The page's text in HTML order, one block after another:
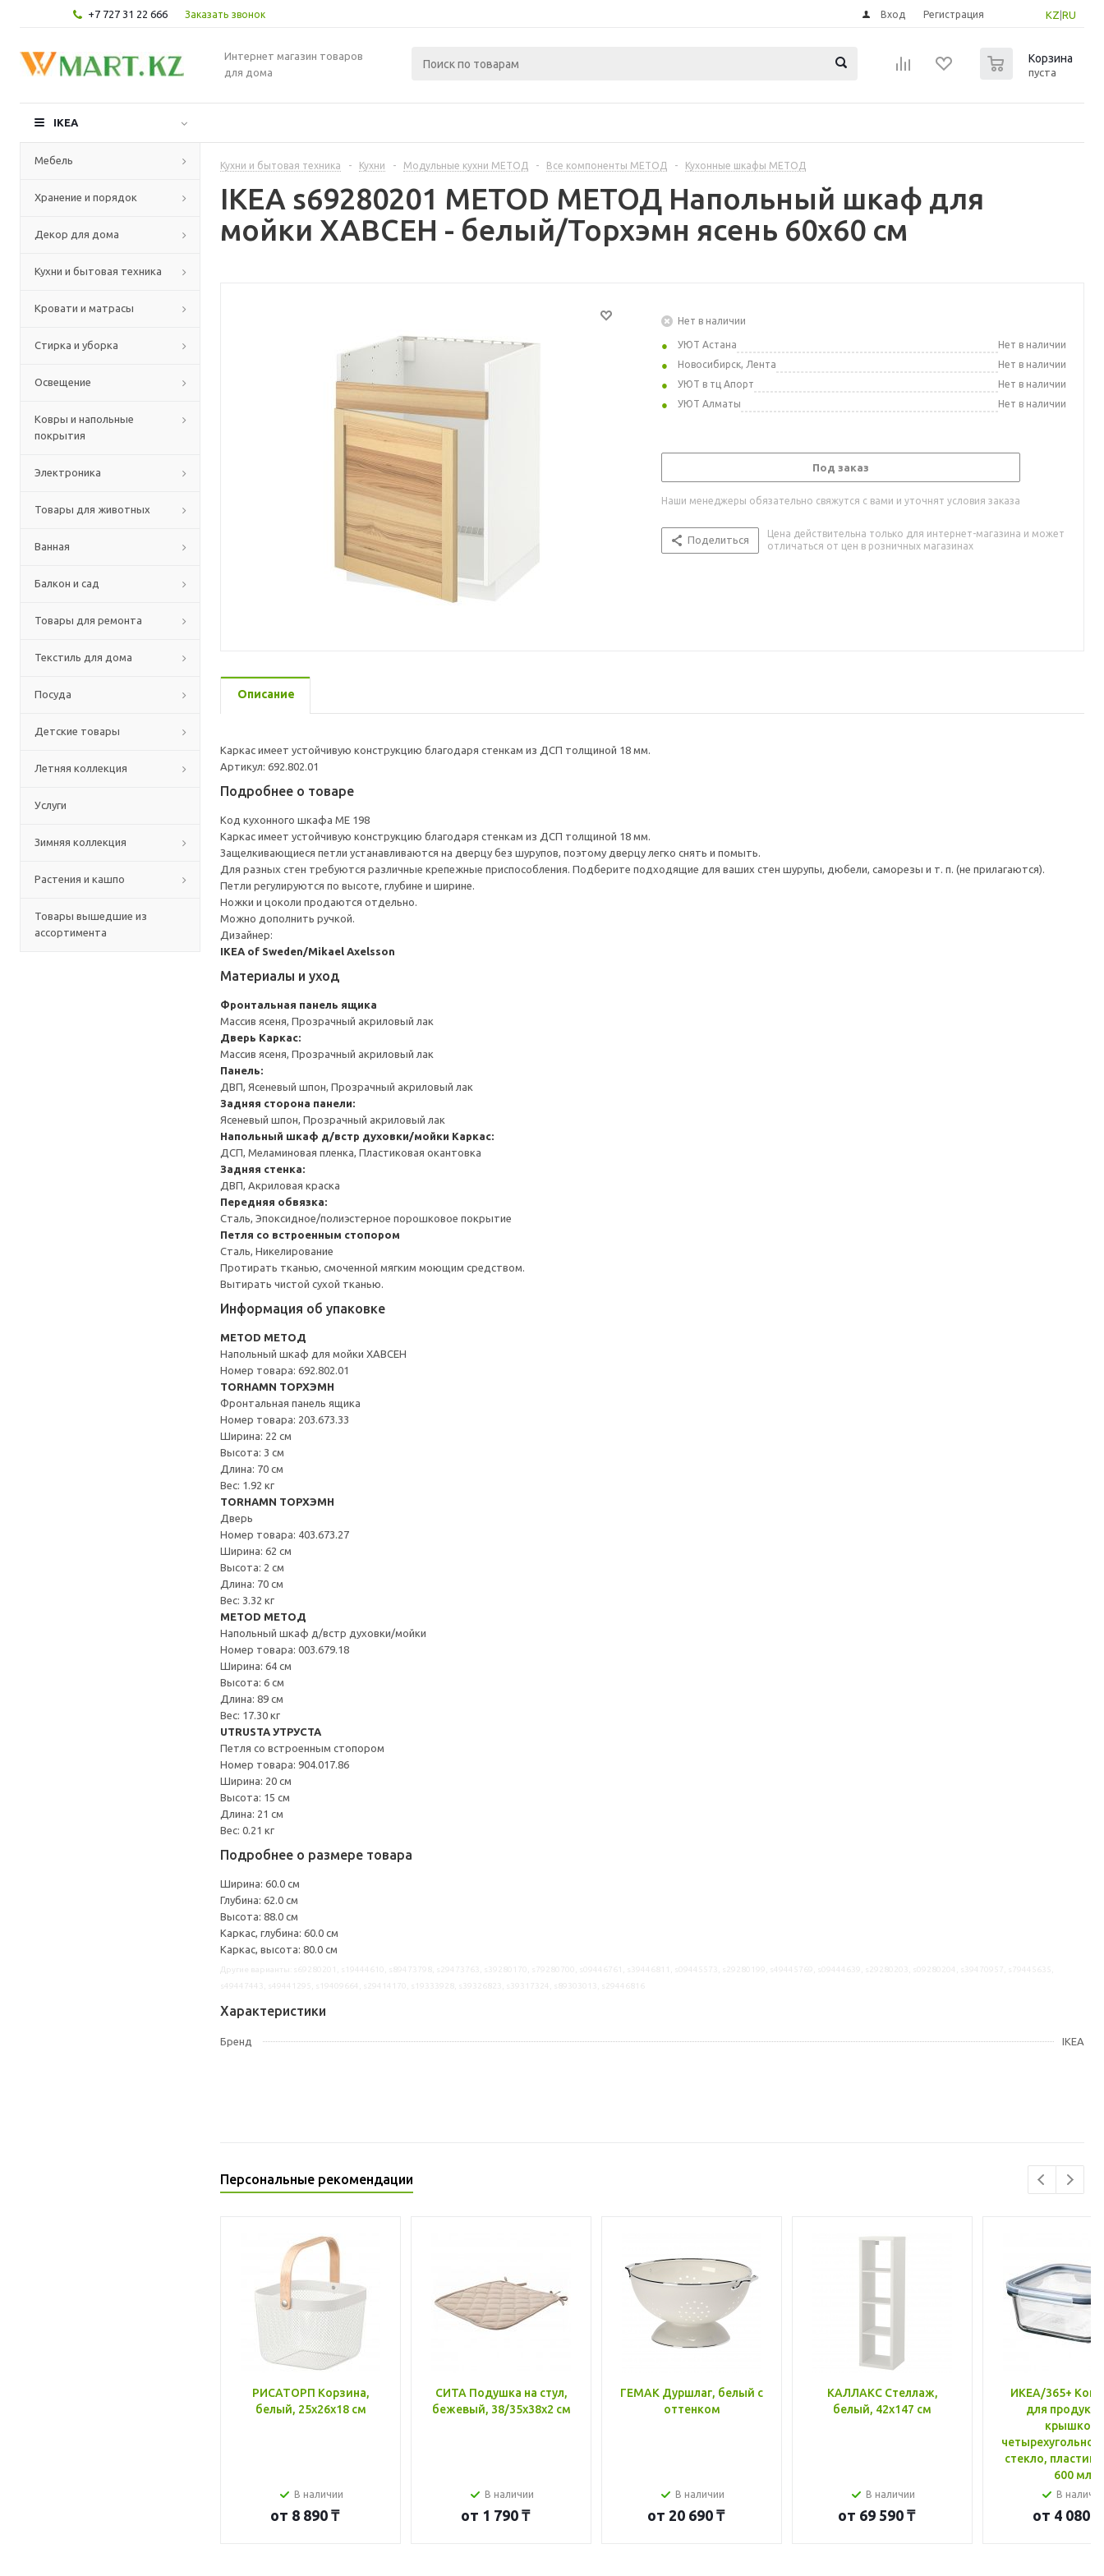
+7 727 31 22 666 Заказать звонок KZ RU
Вход Регистрация
Интернет магазин товаров
для дома
Корзина
пуста
IKEA
Мебель
Хранение и порядок
Декор для дома
Кухни и бытовая техника
Кровати и матрасы
Стирка и уборка
Освещение
Ковры и напольные
покрытия
Электроника
Товары для животных
Ванная
Балкон и сад
Товары для ремонта
Текстиль для дома
Посуда
Детские товары
Летняя коллекция
Услуги
Зимняя коллекция
Растения и кашпо
Товары вышедшие из
ассортимента
Кухни и бытовая техника - Кухни - Модульные кухни МЕТОД - Все компоненты МЕТОД - Кухонные шкафы МЕТОД
IKEA s69280201 METOD МЕТОД Напольный шкаф для
мойки ХАВСЕН - белый/Торхэмн ясень 60x60 см
Нет в наличии
УЮТ Астана
Нет в наличии
Новосибирск, Лента
Нет в наличии
УЮТ в тц Апорт
Нет в наличии
УЮТ Алматы
Нет в наличии
Под заказ
Наши менеджеры обязательно свяжутся с вами и уточнят условия заказа
Поделиться
Цена действительна только для интернет-магазина и может
отличаться от цен в розничных магазинах
Описание
Каркас имеет устойчивую конструкцию благодаря стенкам из ДСП толщиной 18 мм.
Артикул: 692.802.01
Подробнее о товаре
Код кухонного шкафа ME 198
Каркас имеет устойчивую конструкцию благодаря стенкам из ДСП толщиной 18 мм.
Защелкивающиеся петли устанавливаются на дверцу без шурупов, поэтому дверцу легко снять и помыть.
Для разных стен требуются различные крепежные приспособления. Подберите подходящие для ваших стен шурупы, дюбели, саморезы и т. п. (не прилагаются).
Петли регулируются по высоте, глубине и ширине.
Ножки и цоколи продаются отдельно.
Можно дополнить ручкой.
Дизайнер:
IKEA of Sweden/Mikael Axelsson
Материалы и уход
Фронтальная панель ящика
Массив ясеня, Прозрачный акриловый лак
Дверь Каркас:
Массив ясеня, Прозрачный акриловый лак
Панель:
ДВП, Ясеневый шпон, Прозрачный акриловый лак
Задняя сторона панели:
Ясеневый шпон, Прозрачный акриловый лак
Напольный шкаф д/встр духовки/мойки Каркас:
ДСП, Меламиновая пленка, Пластиковая окантовка
Задняя стенка:
ДВП, Акриловая краска
Передняя обвязка:
Сталь, Эпоксидное/полиэстерное порошковое покрытие
Петля со встроенным стопором
Сталь, Никелирование
Протирать тканью, смоченной мягким моющим средством.
Вытирать чистой сухой тканью.
Информация об упаковке
METOD МЕТОД
Напольный шкаф для мойки ХАВСЕН
Номер товара: 692.802.01
TORHAMN ТОРХЭМН
Фронтальная панель ящика
Номер товара: 203.673.33
Ширина: 22 см
Высота: 3 см
Длина: 70 см
Вес: 1.92 кг
TORHAMN ТОРХЭМН
Дверь
Номер товара: 403.673.27
Ширина: 62 см
Высота: 2 см
Длина: 70 см
Вес: 3.32 кг
METOD МЕТОД
Напольный шкаф д/встр духовки/мойки
Номер товара: 003.679.18
Ширина: 64 см
Высота: 6 см
Длина: 89 см
Вес: 17.30 кг
UTRUSTA УТРУСТА
Петля со встроенным стопором
Номер товара: 904.017.86
Ширина: 20 см
Высота: 15 см
Длина: 21 см
Вес: 0.21 кг
Подробнее о размере товара
Ширина: 60.0 см
Глубина: 62.0 см
Высота: 88.0 см
Каркас, глубина: 60.0 см
Каркас, высота: 80.0 см
Характеристики
Бренд IKEA
Персональные рекомендации
РИСАТОРП Корзина,
белый, 25x26x18 см
В наличии
от 8 890 ₸
СИТА Подушка на стул,
бежевый, 38/35x38x2 см
В наличии
от 1 790 ₸
ГЕМАК Дуршлаг, белый с
оттенком
В наличии
от 20 690 ₸
КАЛЛАКС Стеллаж,
белый, 42x147 см
В наличии
от 69 590 ₸
ИКЕА/365+
для
крышкой,
стекло, пластик
600 мл
В
от 4 080 ₸